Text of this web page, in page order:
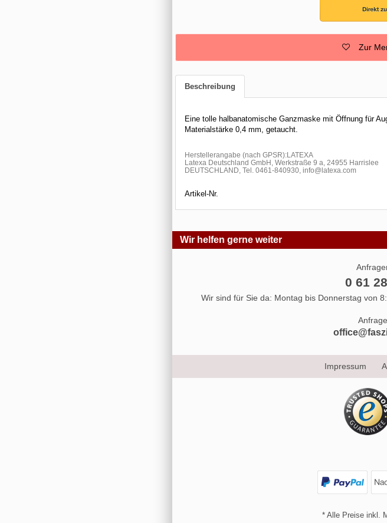
Zur
Beschreibung
Eine tolle halbanatomische Ganzmaske mit Öffnung für
Materialstärke 0,4 mm, getaucht.
Herstellerangabe (nach GPSR):LATEXA
Latexa Deutschland GmbH, Werkstraße 9 a, 24955 Harrislee
DEUTSCHLAND, Tel. 0461-840930, info@latexa.com
Artikel-Nr.
Wir helfen gerne weiter
0 61
Wir sind für Sie da: Montag bis Donnerstag von
Impressum
* Alle Preise inkl.